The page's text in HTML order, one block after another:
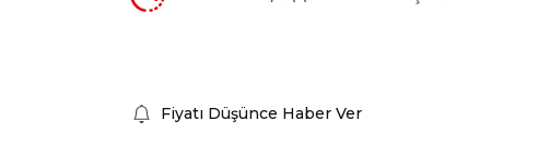
Fiyatı Düşünce Haber Ver